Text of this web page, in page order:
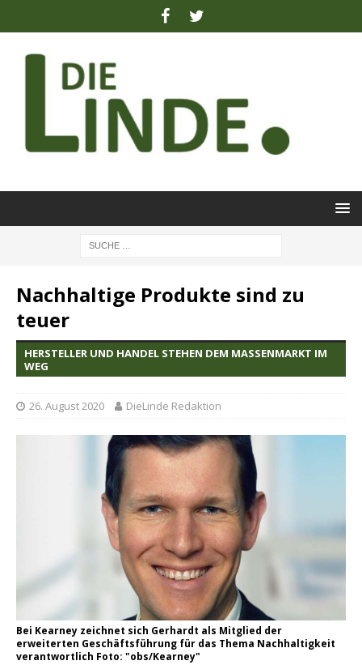
Nachhaltige Produkte sind zu
teuer
HERSTELLER UND HANDEL STEHEN DEM MASSENMARKT IM
WEG
26. August 2020 DieLinde Redaktion
Bei Kearney zeichnet sich Gerhardt als Mitglied der
erweiterten Geschäftsführung für das Thema Nachhaltigkeit
verantwortlich Foto: "obs/Kearney"